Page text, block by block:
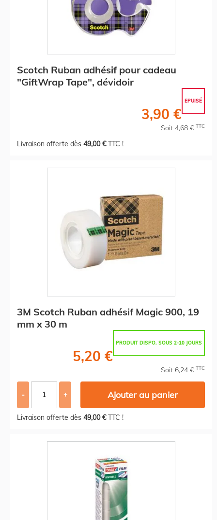
Scotch Ruban adhésif pour cadeau
"GiftWrap Tape", dévidoir
EPUISÉ
3,90 €
Soit 4,68 € TTC
Livraison offerte dès 49,00 €TTC !
3M Scotch Ruban adhésif Magic 900, 19
mm x 30 m
PRODUIT DISPO. SOUS 2-10 JOURS
5,20 €
Soit 6,24 € TTC
- + Ajouter au panier
Livraison offerte dès 49,00 €TTC !